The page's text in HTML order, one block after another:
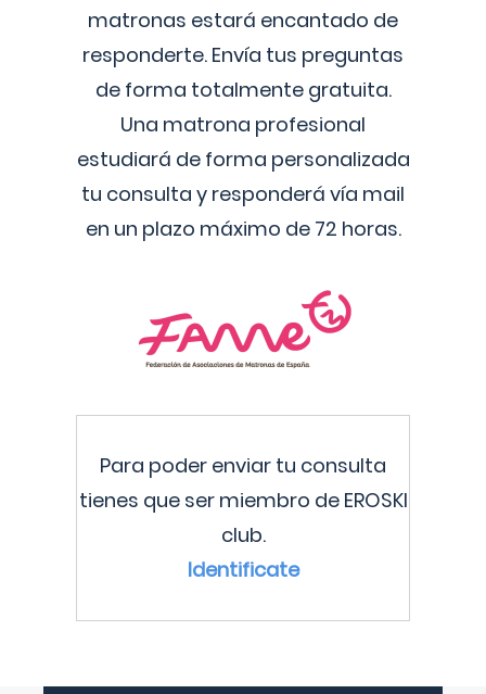
matronas estará encantado de
responderte. Envía tus preguntas
de forma totalmente gratuita.
Una matrona profesional
estudiará de forma personalizada
tu consulta y responderá vía mail
en un plazo máximo de 72 horas.
Para poder enviar tu consulta
tienes que ser miembro de EROSKI
club.
Identificate